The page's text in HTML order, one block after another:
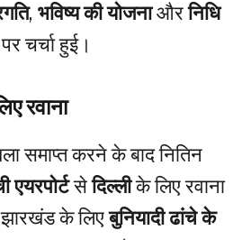
, भविष्य की योजनाऔरनिधि
चर्चा हुई।
रवाना
समाप्त करने के बाद नितिन
एयरपोर्टसेदिल्लीके लिए रवाना
के लिएबुनियादी ढांचे के